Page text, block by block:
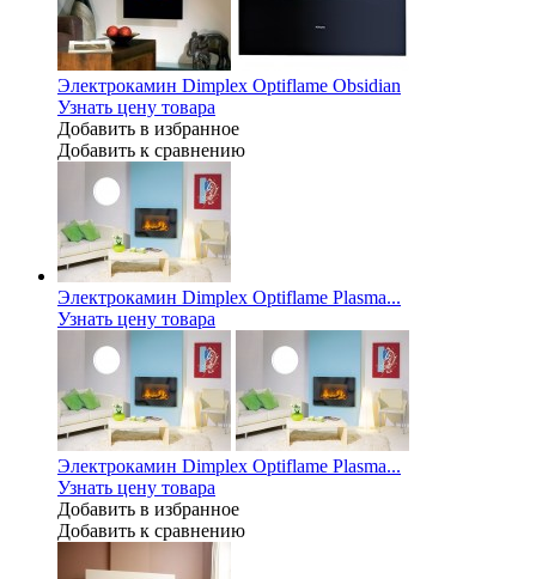
Электрокамин Dimplex Optiflame Obsidian
Узнать цену товара
Добавить в избранное
Добавить к сравнению
Электрокамин Dimplex Optiflame Plasma...
Узнать цену товара
Электрокамин Dimplex Optiflame Plasma...
Узнать цену товара
Добавить в избранное
Добавить к сравнению